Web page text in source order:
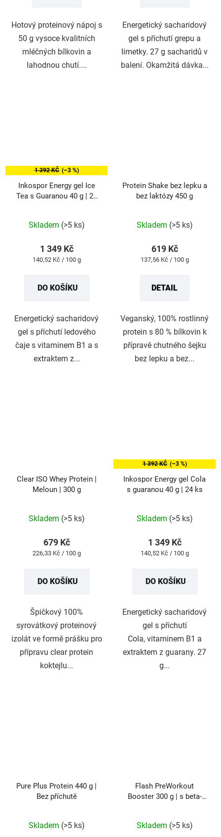
Hotový proteinový nápoj s
50 g vysoce kvalitních
mléčných bílkovin a
lahodnou chutí....
Energetický sacharidový
gel s příchutí grepu a
limetky. 27 g sacharidů v
balení. Okamžitá dávka...
1 392 KČ (–3 %)
Inkospor Energy gel Ice
Tea s Guaranou 40 g | 24
Skladem (>5 ks)
1 349 Kč
Měrná
140,52 Kč / 100 g
DO KOŠÍKU
Energetický sacharidový
gel s příchutí ledového
čaje s vitaminem B1 a s
extraktem z...
Protein Shake bez lepku a
bez laktózy 450 g
hodnocení
je
Skladem (>5 ks)
619 Kč
Měrná
137,56 Kč / 100 g
DETAIL
Veganský, 100% rostlinný
protein s 80 % bílkovin k
přípravě chutného šejku
bez lepku a bez...
Clear ISO Whey Protein |
Meloun | 300 g
hodnocení
je
Skladem (>5 ks)
679 Kč
Měrná
226,33 Kč / 100 g
DO KOŠÍKU
Špičkový 100%
syrovátkový proteinový
izolát ve formě prášku pro
přípravu clear protein
koktejlu...
1 392 KČ (–3 %)
Inkospor Energy gel Cola
s guaranou 40 g | 24 ks
hodnocení
je
Skladem (>5 ks)
1 349 Kč
Měrná
140,52 Kč / 100 g
DO KOŠÍKU
Energetický sacharidový
gel s příchutí
Cola, vitaminem B1 a
extraktem z guarany. 27
g...
Pure Plus Protein 440 g |
Bez příchutě
hodnocení
Skladem (>5 ks)
Flash PreWorkout
Booster 300 g | s beta-
hodnocení
Skladem (>5 ks)